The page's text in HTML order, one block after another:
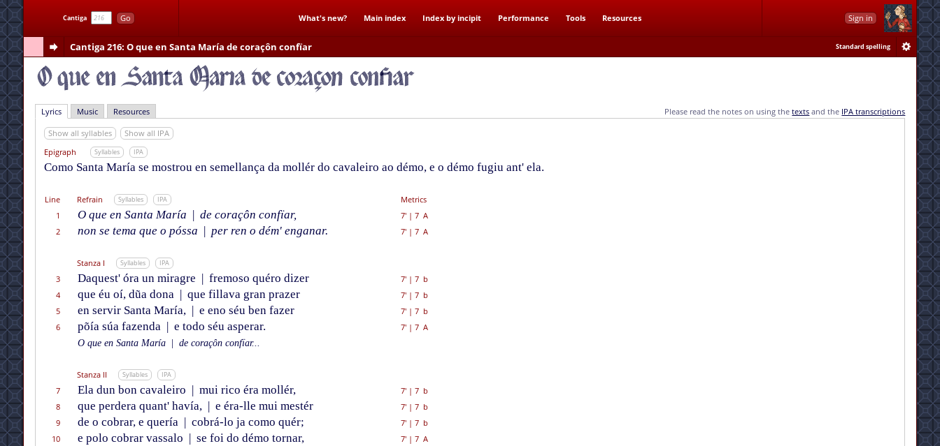
Cantiga Go What's new? Main index Index by incipit Performance Tools Resources Sign in
Cantiga 216: O que en Santa María de coraçôn confïar Standard spelling
Lyrics Music Resources Please read the notes on using thetexts and the IPA transcriptions
Show all syllables
Show all IPA
Epigraph
Syllables IPA
Como Santa María se mostrou en semellança da mollér do cavaleiro ao démo, e o démo fugiu ant' ela.
Line Refrain Syllables IPA
Metrics
1
O que en Santa María | de coraçôn confïar, 7'| 7 A
2
non se tema que o póssa | per ren o dém' enganar. 7'| 7 A
Stanza I Syllables IPA
3 Daquest' óra un miragre | fremoso quéro dizer 7'| 7 b
4
que éu oí, dũa dona | que fillava gran prazer 7'| 7 b
5
en servir Santa María, | e eno séu ben fazer 7'| 7 b
6
põía súa fazenda | e todo séu asperar. 7'| 7 A
O que en Santa María
de coraçôn confïar...
Stanza II Syllables IPA
7 Ela dun bon cavaleiro | mui rico éra mollér, 7'| 7 b
8
que perdera quant' havía, | e éra-lle mui mestér 7'| 7 b
9
de o cobrar, e quería | cobrá-lo ja como quér; 7'| 7 b
10
e polo cobrar vassalo | se foi do démo tornar, 7'| 7 A